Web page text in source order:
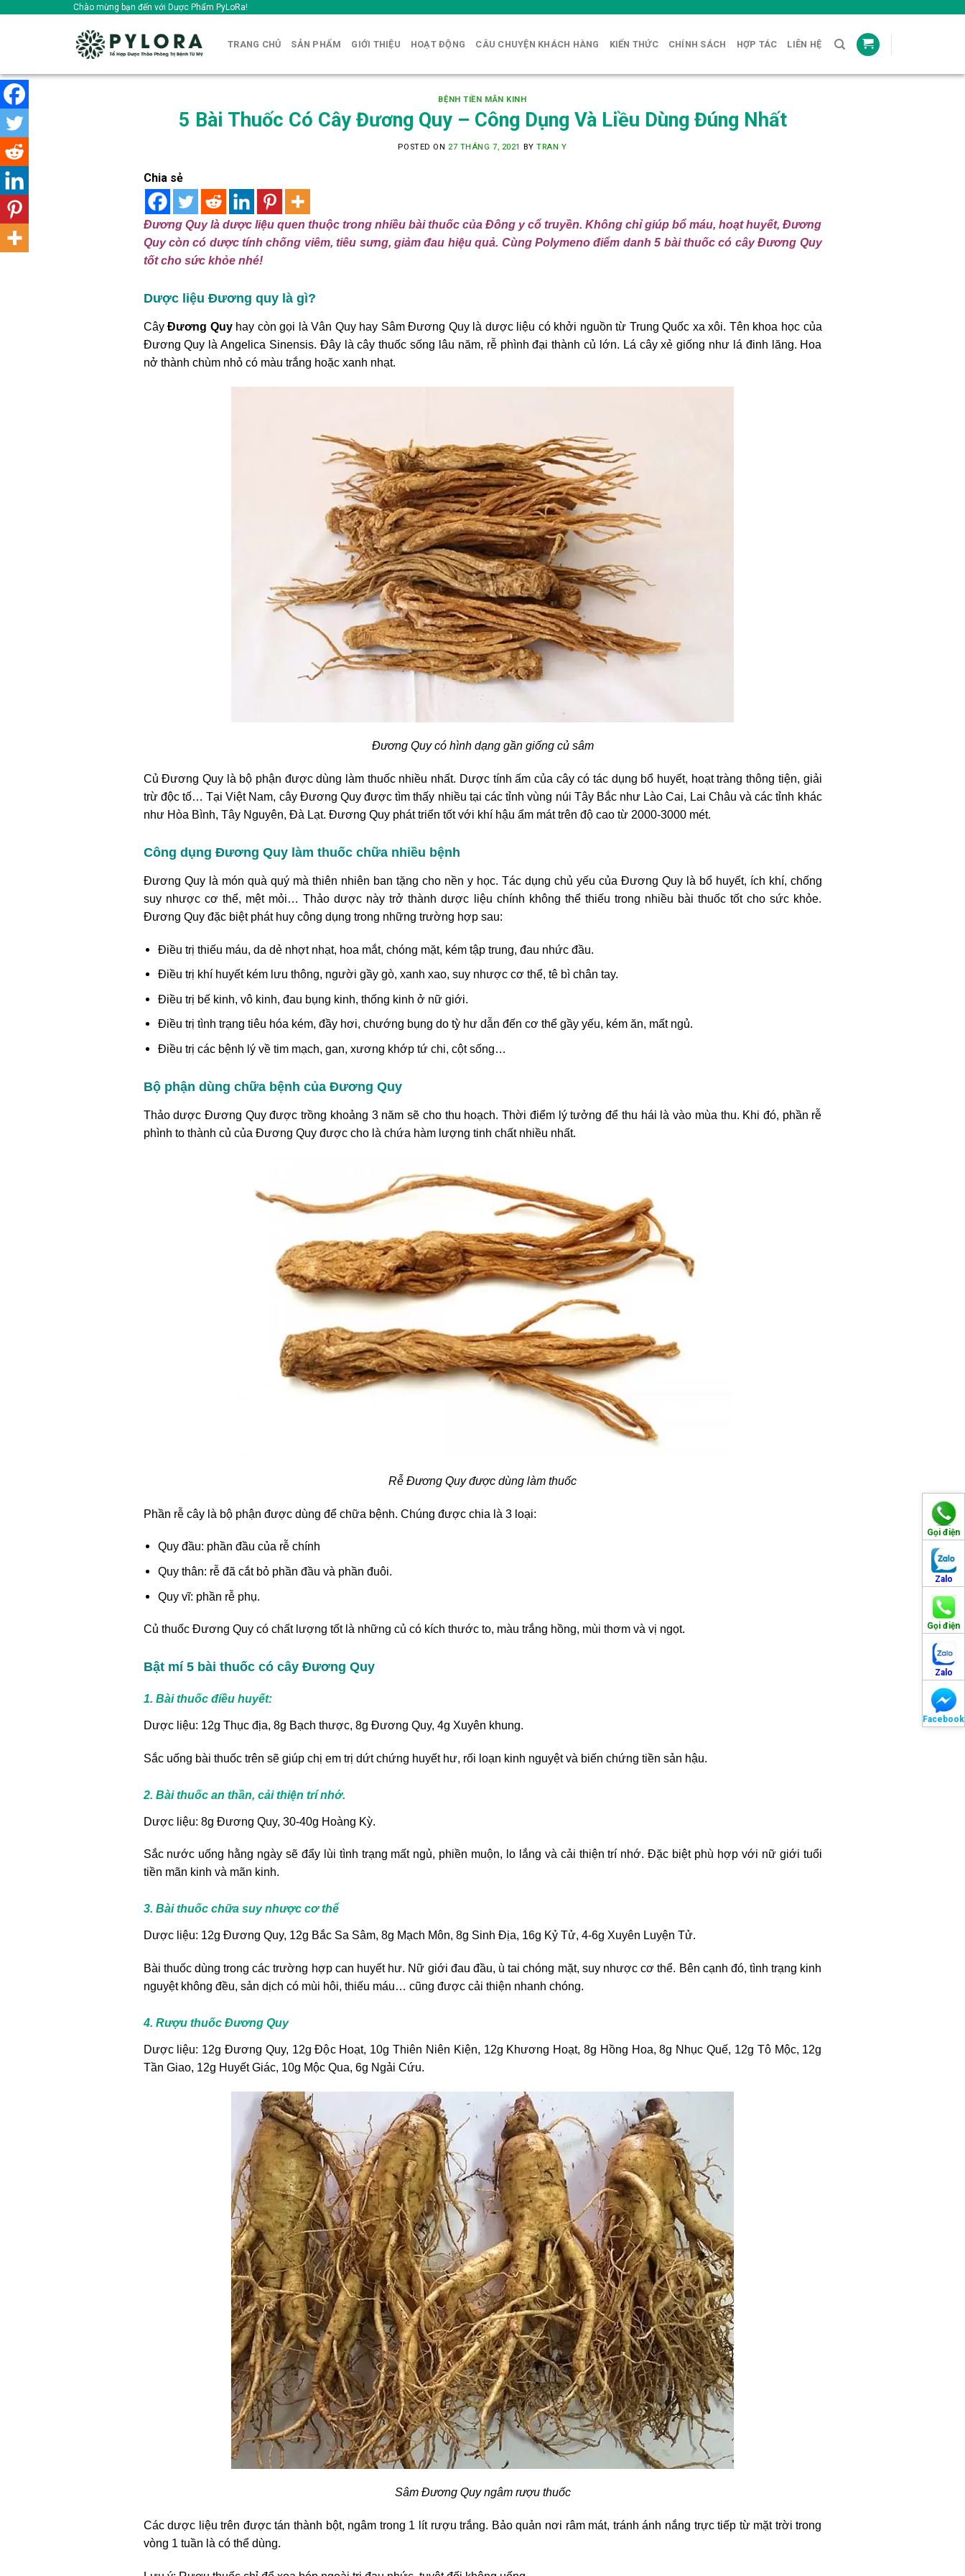
Chào mừng bạn đến với Dược Phẩm PyLoRa!
TRANG CHỦ SẢN PHẨM GIỚI THIỆU HOẠT ĐỘNG CÂU CHUYỆN KHÁCH HÀNG KIẾN THỨC CHÍNH SÁCH HỢP TÁC LIÊN HỆ
Gọi điện
Zalo
Gọi điện
Zalo
Facebook
BỆNH TIỀN MÃN KINH
5 Bài Thuốc Có Cây Đương Quy – Công Dụng Và Liều Dùng Đúng Nhất
POSTED ON 27 THÁNG 7, 2021 BYTRAN Y
Chia sẻ
Đương Quy là dược liệu quen thuộc trong nhiều bài thuốc của Đông y cổ truyền. Không chỉ giúp bổ máu, hoạt huyết, Đương
Quy còn có dược tính chống viêm, tiêu sưng, giảm đau hiệu quả. Cùng Polymenođiểm danh 5 bài thuốc có cây Đương Quy
tốt cho sức khỏe nhé!
Dược liệu Đương quy là gì?
CâyĐương Quyhay còn gọi là Vân Quy hay Sâm Đương Quy là dược liệu có khởi nguồn từ Trung Quốc xa xôi. Tên khoa học của
Đương Quy là Angelica Sinensis. Đây là cây thuốc sống lâu năm, rễ phình đại thành củ lớn. Lá cây xẻ giống như lá đinh lăng. Hoa
nở thành chùm nhỏ có màu trắng hoặc xanh nhạt.
Đương Quy có hình dạng gần giống củ sâm
Củ Đương Quy là bộ phận được dùng làm thuốc nhiều nhất. Dược tính ấm của cây có tác dụng bổ huyết, hoạt tràng thông tiện, giải
trừ độc tố… Tại Việt Nam, cây Đương Quy được tìm thấy nhiều tại các tỉnh vùng núi Tây Bắc như Lào Cai, Lai Châu và các tỉnh khác
như Hòa Bình, Tây Nguyên, Đà Lạt. Đương Quy phát triển tốt với khí hậu ẩm mát trên độ cao từ 2000-3000 mét.
Công dụng Đương Quy làm thuốc chữa nhiều bệnh
Đương Quy là món quà quý mà thiên nhiên ban tặng cho nền y học. Tác dụng chủ yếu của Đương Quy là bổ huyết, ích khí, chống
suy nhược cơ thể, mệt mỏi… Thảo dược này trở thành dược liệu chính không thể thiếu trong nhiều bài thuốc tốt cho sức khỏe.
Đương Quy đặc biệt phát huy công dụng trong những trường hợp sau:
Điều trị thiếu máu, da dẻ nhợt nhạt, hoa mắt, chóng mặt, kém tập trung, đau nhức đầu.
Điều trị khí huyết kém lưu thông, người gầy gò, xanh xao, suy nhược cơ thể, tê bì chân tay.
Điều trị bế kinh, vô kinh, đau bụng kinh, thống kinh ở nữ giới.
Điều trị tình trạng tiêu hóa kém, đầy hơi, chướng bụng do tỳ hư dẫn đến cơ thể gầy yếu, kém ăn, mất ngủ.
Điều trị các bệnh lý về tim mạch, gan, xương khớp tứ chi, cột sống…
Bộ phận dùng chữa bệnh của Đương Quy
Thảo dược Đương Quy được trồng khoảng 3 năm sẽ cho thu hoạch. Thời điểm lý tưởng để thu hái là vào mùa thu. Khi đó, phần rễ
phình to thành củ của Đương Quy được cho là chứa hàm lượng tinh chất nhiều nhất.
Rễ Đương Quy được dùng làm thuốc
Phần rễ cây là bộ phận được dùng để chữa bệnh. Chúng được chia là 3 loại:
Quy đầu: phần đầu của rễ chính
Quy thân: rễ đã cắt bỏ phần đầu và phần đuôi.
Quy vĩ: phần rễ phụ.
Củ thuốc Đương Quy có chất lượng tốt là những củ có kích thước to, màu trắng hồng, mùi thơm và vị ngọt.
Bật mí 5 bài thuốc có cây Đương Quy
1. Bài thuốc điều huyết:
Dược liệu: 12g Thục địa, 8g Bạch thược, 8g Đương Quy, 4g Xuyên khung.
Sắc uống bài thuốc trên sẽ giúp chị em trị dứt chứng huyết hư, rối loạn kinh nguyệt và biến chứng tiền sản hậu.
2. Bài thuốc an thần, cải thiện trí nhớ.
Dược liệu: 8g Đương Quy, 30-40g Hoàng Kỳ.
Sắc nước uống hằng ngày sẽ đẩy lùi tình trạng mất ngủ, phiền muộn, lo lắng và cải thiện trí nhớ. Đặc biệt phù hợp với nữ giới tuổi
tiền mãn kinh và mãn kinh.
3. Bài thuốc chữa suy nhược cơ thể
Dược liệu: 12g Đương Quy, 12g Bắc Sa Sâm, 8g Mạch Môn, 8g Sinh Địa, 16g Kỷ Tử, 4-6g Xuyên Luyện Tử.
Bài thuốc dùng trong các trường hợp can huyết hư. Nữ giới đau đầu, ù tai chóng mặt, suy nhược cơ thể. Bên cạnh đó, tình trạng kinh
nguyệt không đều, sản dịch có mùi hôi, thiếu máu… cũng được cải thiện nhanh chóng.
4. Rượu thuốc Đương Quy
Dược liệu: 12g Đương Quy, 12g Độc Hoạt, 10g Thiên Niên Kiện, 12g Khương Hoạt, 8g Hồng Hoa, 8g Nhục Quế, 12g Tô Mộc, 12g
Tần Giao, 12g Huyết Giác, 10g Mộc Qua, 6g Ngải Cứu.
Sâm Đương Quy ngâm rượu thuốc
Các dược liệu trên được tán thành bột, ngâm trong 1 lít rượu trắng. Bảo quản nơi râm mát, tránh ánh nắng trực tiếp từ mặt trời trong
vòng 1 tuần là có thể dùng.